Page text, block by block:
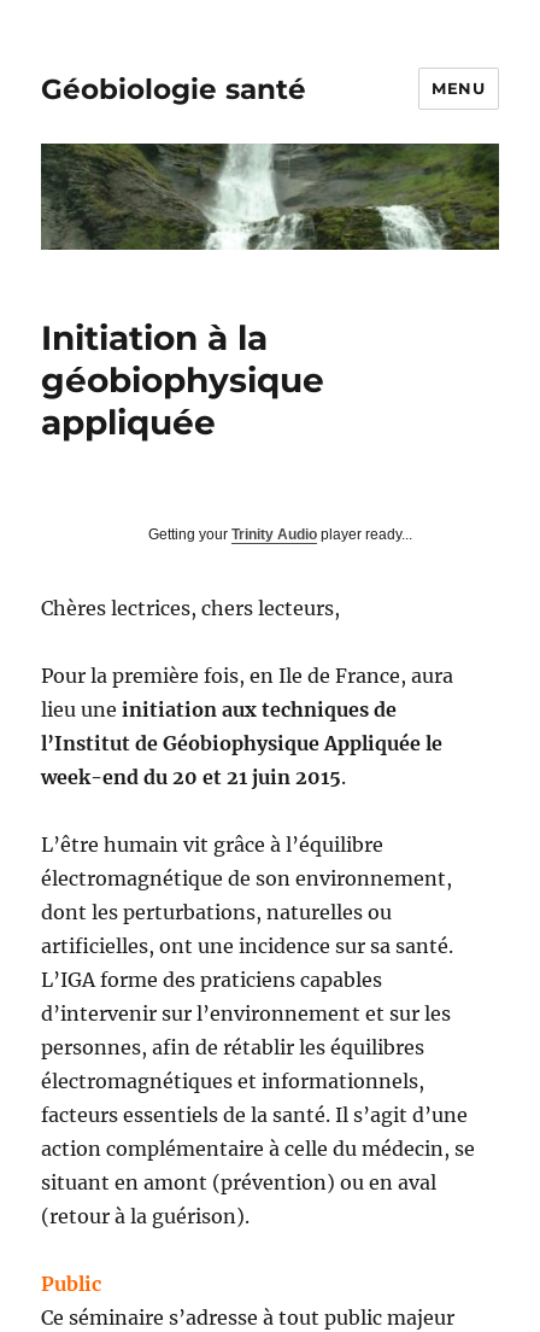
Géobiologie santé MENU
Initiation à la
géobiophysique
appliquée
Getting yourTrinity Audio player ready...
Chères lectrices, chers lecteurs,
Pour la première fois, en Ile de France, aura
lieu une initiation aux techniques de
l’Institut de Géobiophysique Appliquée le
week-end du 20 et 21 juin 2015.
L’être humain vit grâce à l’équilibre
électromagnétique de son environnement,
dont les perturbations, naturelles ou
artificielles, ont une incidence sur sa santé.
L’IGA forme des praticiens capables
d’intervenir sur l’environnement et sur les
personnes, afin de rétablir les équilibres
électromagnétiques et informationnels,
facteurs essentiels de la santé. Il s’agit d’une
action complémentaire à celle du médecin, se
situant en amont (prévention) ou en aval
(retour à la guérison).
Public
Ce séminaire s’adresse à tout public majeur